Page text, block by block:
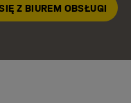
Z BIUREM OBSŁUGI